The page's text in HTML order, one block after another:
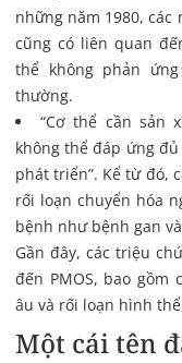
những năm 1980,
cũng có liên quan
thể không phản
thường.
“Cơ thể cần sản
không thể đáp ứng
phát triển”. Kể từ đó,
rối loạn chuyển hóa
bệnh như bệnh gan
Gần đây, các triệu
đến PMOS, bao
âu và rối loạn hình
Một cái tên